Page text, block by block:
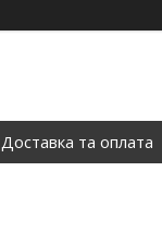
Доставка та оплата